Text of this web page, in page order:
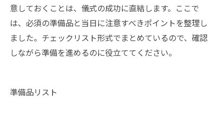
意しておくことは、儀式の成功に直結します。ここで
は、必須の準備品と当日に注意すべきポイントを整理し
ました。チェックリスト形式でまとめているので、確認
しながら準備を進めるのに役立ててください。
準備品リスト